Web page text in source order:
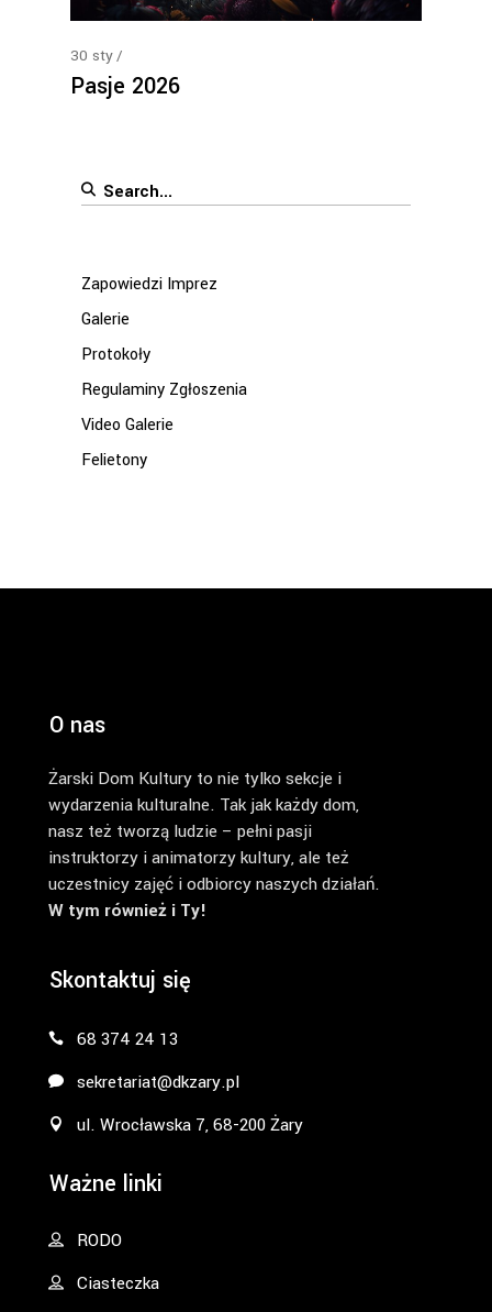
30 sty
Pasje 2026
Search
Zapowiedzi Imprez
Galerie
Protokoły
Regulaminy Zgłoszenia
Video Galerie
Felietony
O nas
Żarski Dom Kultury to nie tylko sekcje i
wydarzenia kulturalne. Tak jak każdy dom,
nasz też tworzą ludzie – pełni pasji
instruktorzy i animatorzy kultury, ale też
uczestnicy zajęć i odbiorcy naszych działań.
W tym również i Ty!
Skontaktuj się
68 374 24 13
sekretariat@dkzary.pl
ul. Wrocławska 7, 68-200 Żary
Ważne linki
RODO
Ciasteczka